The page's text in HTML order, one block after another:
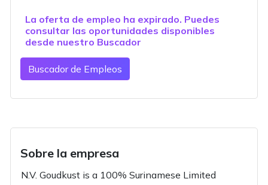
La oferta de empleo ha expirado. Puedes
consultar las oportunidades disponibles
desde nuestro Buscador
Buscador de Empleos
Sobre la empresa
N.V. Goudkust is a 100% Surinamese Limited